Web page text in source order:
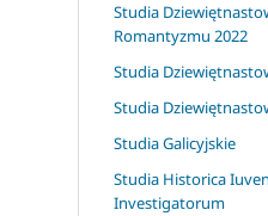
Studia
Romantyzmu 2022
Studia
Studia
Studia Galicyjskie
Studia Historica
Investigatorum